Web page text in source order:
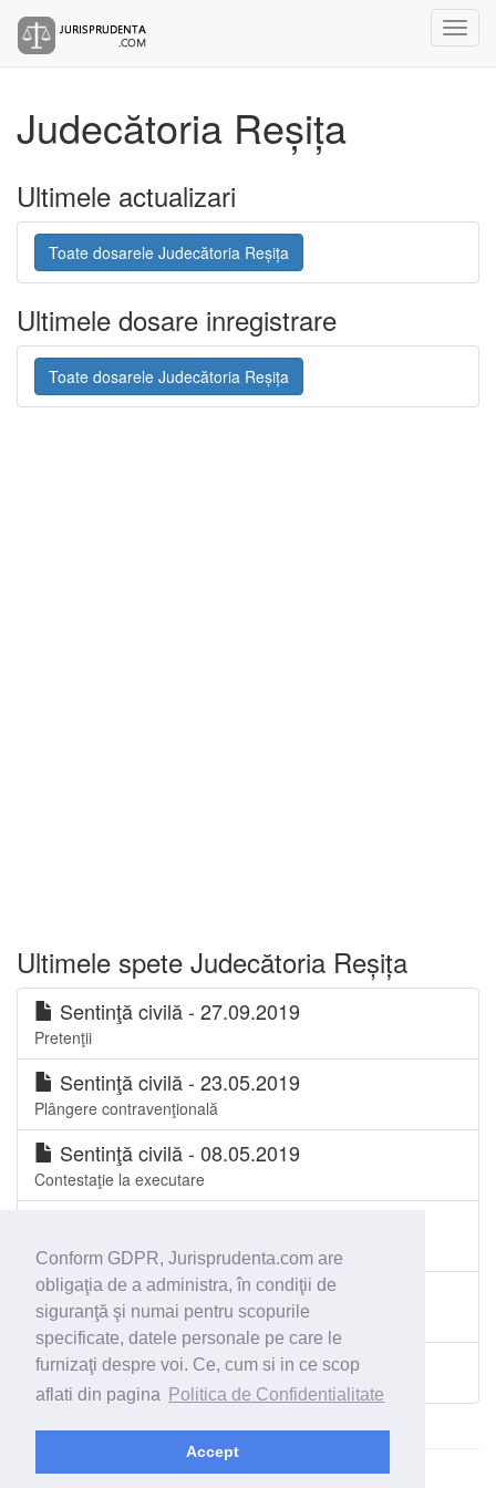
Conform GDPR, Jurisprudenta.com are
obligaţia de a administra, în condiţii de
siguranţă şi numai pentru scopurile
specificate, datele personale pe care le
furnizaţi despre voi. Ce, cum si in ce scop
aflati din pagina
Politica de Confidentialitate
Accept
Judecătoria Reșița
Ultimele actualizari
Toate dosarele Judecătoria Reșița
Ultimele dosare inregistrare
Toate dosarele Judecătoria Reșița
Ultimele spete Judecătoria Reșița
Sentinţă civilă - 27.09.2019
Pretenţii
Sentinţă civilă - 23.05.2019
Plângere contravenţională
Sentinţă civilă - 08.05.2019
Contestaţie la executare
Plângere contravenţională
Sentinţă civilă - 23.04.2019
Stabilire program vizite minor
Toate spetele Judecătoria Reșița